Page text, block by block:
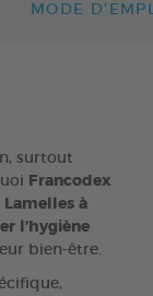
MODE
surtout
Francodex
Lamelles à
l’hygiène
bien-être.